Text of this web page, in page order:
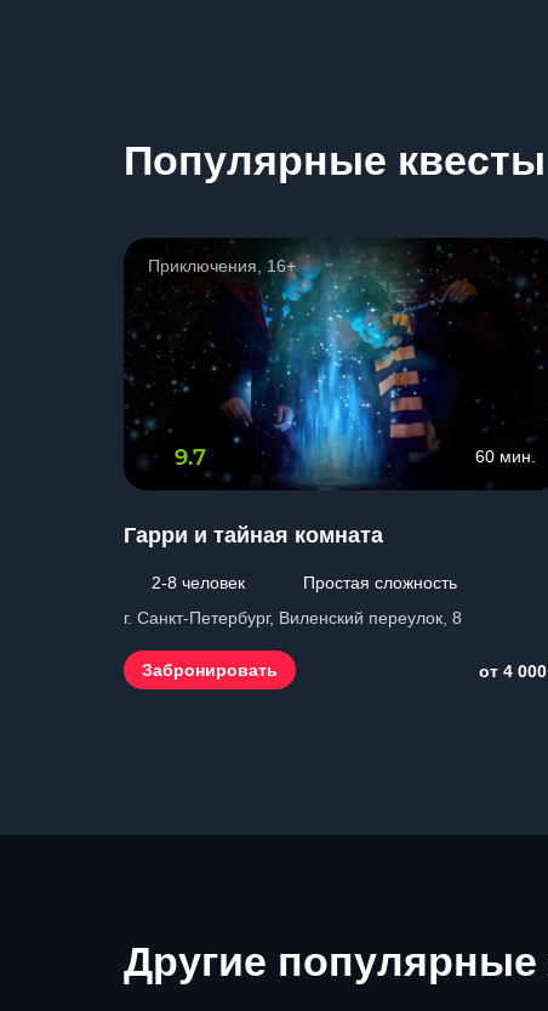
Популярные квесты
Приключения, 16+
9.7 60 мин.
Гарри и тайная комната
2-8 человек
Простая сложность
г. Санкт-Петербург, Виленский переулок, 8
Забронировать от 4 000
Другие популярные